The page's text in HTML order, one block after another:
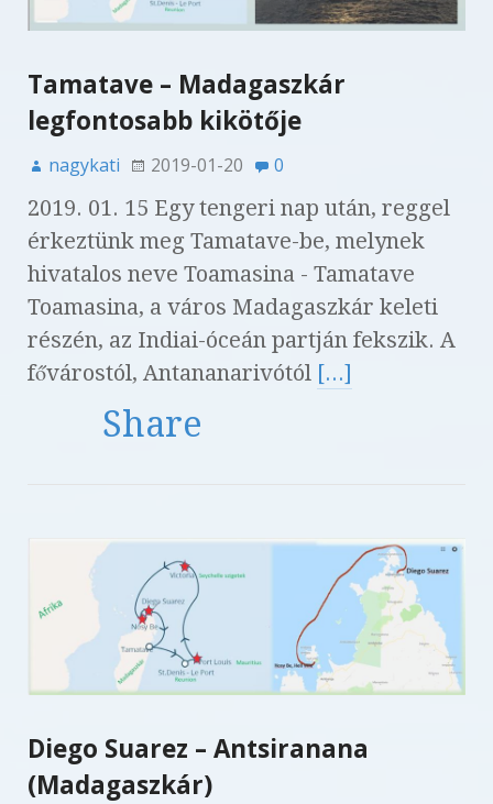
Tamatave – Madagaszkár
legfontosabb kikötője
nagykati 2019-01-20 0
2019. 01. 15 Egy tengeri nap után, reggel
érkeztünk meg Tamatave-be, melynek
hivatalos neve Toamasina - Tamatave
Toamasina, a város Madagaszkár keleti
részén, az Indiai-óceán partján fekszik. A
fővárostól, Antananarivótól [...]
Share
Diego Suarez – Antsiranana
(Madagaszkár)